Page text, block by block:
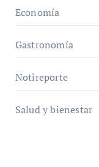
Economía
Gastronomía
Notireporte
Salud y bienestar